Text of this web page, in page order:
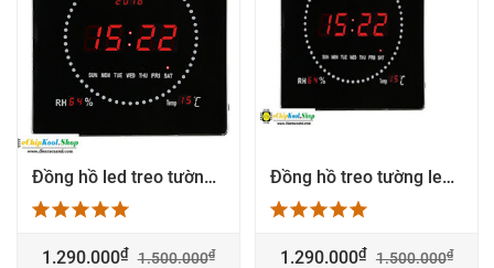
Đồng hồ led treo tường lịch vạn niên - Nhiệt độ - Độ ẩm - 2022
1.290.000₫ 1.500.000₫
Đồng hồ treo tường led lịch vạn niên - Nhiệt độ - Độ ẩm
1.290.000₫ 1.500.000₫